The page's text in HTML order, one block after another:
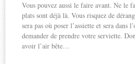
Vous pouvez aussi le faire avant. Ne le
plats sont déjà là. Vous risquez de
sera pas où poser l’assiette et sera dans
demander de prendre votre serviette.
avoir l’air bête…